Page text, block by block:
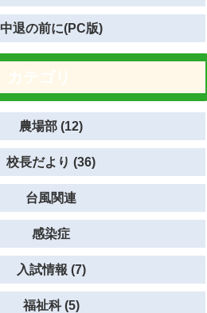
中退の前に(PC版)
農場部 (12)
校長だより (36)
台風関連
感染症
入試情報 (7)
福祉科 (5)